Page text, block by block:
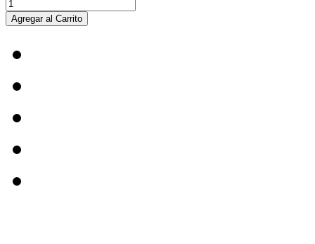
Agregar al Carrito